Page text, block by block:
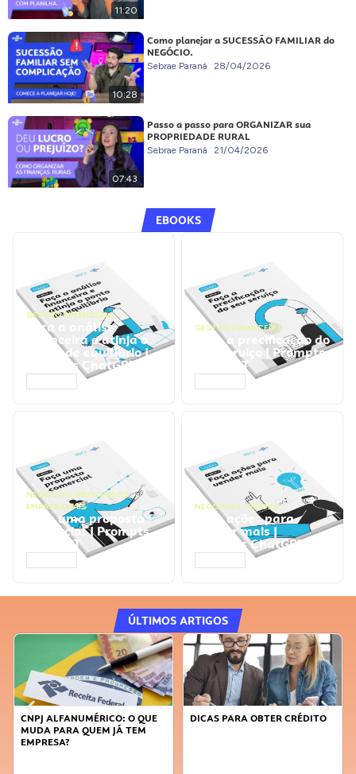
11:20
10:28
Como planejar a SUCESSÃO FAMILIAR do
NEGÓCIO.
Sebrae Paraná 28/04/2026
07:43
Passo a passo para ORGANIZAR sua
PROPRIEDADE RURAL
Sebrae Paraná 21/04/2026
EBOOKS
GESTÃO FINANCEIRA
Faça a análise
financeira e atinja o
ponto de equilíbrio |
Prompts ChatGPT
GESTÃO FINANCEIRA
Faça a precificação do
seu serviço | Prompts
ChatGPT
NEGÓCIOS, PROCESSOS
EMPRESARIAIS
Faça uma proposta
comercial | Prompts
ChatGPT
NEGÓCIOS, VENDAS
Faça ações para
vender mais |
Prompts ChatGPT
ÚLTIMOS ARTIGOS
CNPJ ALFANUMÉRICO: O QUE
MUDA PARA QUEM JÁ TEM
EMPRESA?
DICAS PARA OBTER CRÉDITO